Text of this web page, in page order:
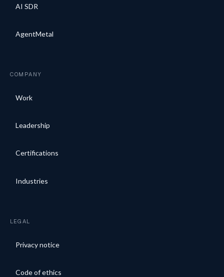
AI SDR
AgentMetal
COMPANY
Work
Leadership
Certifications
Industries
LEGAL
Privacy notice
Code of ethics